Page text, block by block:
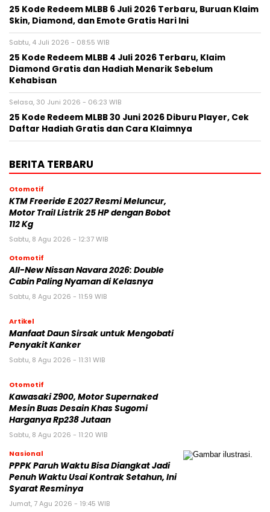
25 Kode Redeem MLBB 6 Juli 2026 Terbaru, Buruan Klaim
Skin, Diamond, dan Emote Gratis Hari Ini
Sabtu, 4 Juli 2026 - 08:55 WIB
25 Kode Redeem MLBB 4 Juli 2026 Terbaru, Klaim
Diamond Gratis dan Hadiah Menarik Sebelum
Kehabisan
Selasa, 30 Juni 2026 - 06:23 WIB
25 Kode Redeem MLBB 30 Juni 2026 Diburu Player, Cek
Daftar Hadiah Gratis dan Cara Klaimnya
BERITA TERBARU
Otomotif
KTM Freeride E 2027 Resmi Meluncur,
Motor Trail Listrik 25 HP dengan Bobot
112 Kg
Sabtu, 8 Agu 2026 - 12:37 WIB
Otomotif
All-New Nissan Navara 2026: Double
Cabin Paling Nyaman di Kelasnya
Sabtu, 8 Agu 2026 - 11:59 WIB
Artikel
Manfaat Daun Sirsak untuk Mengobati
Penyakit Kanker
Sabtu, 8 Agu 2026 - 11:31 WIB
Otomotif
Kawasaki Z900, Motor Supernaked
Mesin Buas Desain Khas Sugomi
Harganya Rp238 Jutaan
Sabtu, 8 Agu 2026 - 11:20 WIB
Nasional
PPPK Paruh Waktu Bisa Diangkat Jadi
Penuh Waktu Usai Kontrak Setahun, Ini
Syarat Resminya
Jumat, 7 Agu 2026 - 19:45 WIB